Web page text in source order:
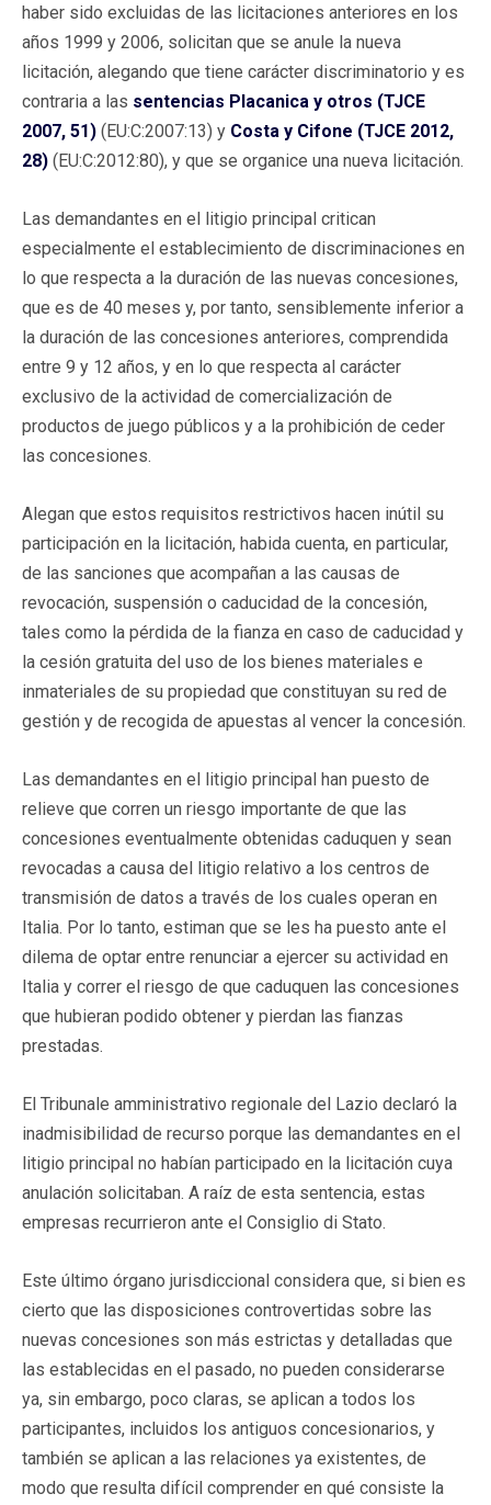
haber sido excluidas de las licitaciones anteriores en los
años 1999 y 2006, solicitan que se anule la nueva
licitación, alegando que tiene carácter discriminatorio y es
contraria a las sentencias Placanica y otros (TJCE
2007, 51) (EU:C:2007:13) y Costa y Cifone (TJCE 2012,
28) (EU:C:2012:80), y que se organice una nueva licitación.
Las demandantes en el litigio principal critican
especialmente el establecimiento de discriminaciones en
lo que respecta a la duración de las nuevas concesiones,
que es de 40 meses y, por tanto, sensiblemente inferior a
la duración de las concesiones anteriores, comprendida
entre 9 y 12 años, y en lo que respecta al carácter
exclusivo de la actividad de comercialización de
productos de juego públicos y a la prohibición de ceder
las concesiones.
Alegan que estos requisitos restrictivos hacen inútil su
participación en la licitación, habida cuenta, en particular,
de las sanciones que acompañan a las causas de
revocación, suspensión o caducidad de la concesión,
tales como la pérdida de la fianza en caso de caducidad y
la cesión gratuita del uso de los bienes materiales e
inmateriales de su propiedad que constituyan su red de
gestión y de recogida de apuestas al vencer la concesión.
Las demandantes en el litigio principal han puesto de
relieve que corren un riesgo importante de que las
concesiones eventualmente obtenidas caduquen y sean
revocadas a causa del litigio relativo a los centros de
transmisión de datos a través de los cuales operan en
Italia. Por lo tanto, estiman que se les ha puesto ante el
dilema de optar entre renunciar a ejercer su actividad en
Italia y correr el riesgo de que caduquen las concesiones
que hubieran podido obtener y pierdan las fianzas
prestadas.
El Tribunale amministrativo regionale del Lazio declaró la
inadmisibilidad de recurso porque las demandantes en el
litigio principal no habían participado en la licitación cuya
anulación solicitaban. A raíz de esta sentencia, estas
empresas recurrieron ante el Consiglio di Stato.
Este último órgano jurisdiccional considera que, si bien es
cierto que las disposiciones controvertidas sobre las
nuevas concesiones son más estrictas y detalladas que
las establecidas en el pasado, no pueden considerarse
ya, sin embargo, poco claras, se aplican a todos los
participantes, incluidos los antiguos concesionarios, y
también se aplican a las relaciones ya existentes, de
modo que resulta difícil comprender en qué consiste la